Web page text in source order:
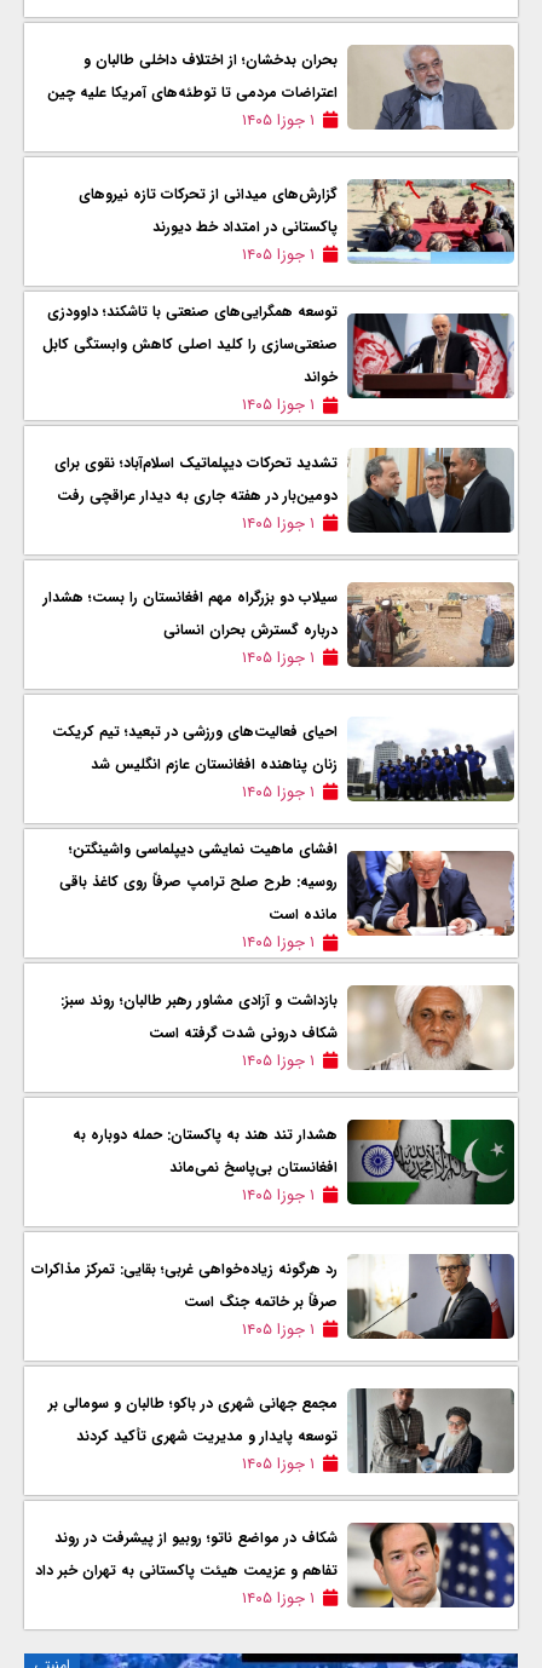
بحران بدخشان؛ از اختلاف داخلی طالبان و
اعتراضات مردمی تا توطئه‌های آمریکا علیه چین
۱ جوزا ۱۴۰۵
گزارش‌های میدانی از تحرکات تازه نیروهای
پاکستانی در امتداد خط دیورند
۱ جوزا ۱۴۰۵
توسعه همگرایی‌های صنعتی با تاشکند؛ داوودزی
صنعتی‌سازی را کلید اصلی کاهش وابستگی کابل
خواند
۱ جوزا ۱۴۰۵
تشدید تحرکات دیپلماتیک اسلام‌آباد؛ نقوی برای
دومین‌بار در هفته جاری به دیدار عراقچی رفت
۱ جوزا ۱۴۰۵
سیلاب دو بزرگراه مهم افغانستان را بست؛ هشدار
درباره گسترش بحران انسانی
۱ جوزا ۱۴۰۵
احیای فعالیت‌های ورزشی در تبعید؛ تیم کریکت
زنان پناهنده افغانستان عازم انگلیس شد
۱ جوزا ۱۴۰۵
افشای ماهیت نمایشی دیپلماسی واشینگتن؛
روسیه: طرح صلح ترامپ صرفاً روی کاغذ باقی
مانده است
۱ جوزا ۱۴۰۵
بازداشت و آزادی مشاور رهبر طالبان؛ روند سبز:
شکاف درونی شدت گرفته است
۱ جوزا ۱۴۰۵
هشدار تند هند به پاکستان: حمله دوباره به
افغانستان بی‌پاسخ نمی‌ماند
۱ جوزا ۱۴۰۵
رد هرگونه زیاده‌خواهی غربی؛ بقایی: تمرکز مذاکرات
صرفاً بر خاتمه جنگ است
۱ جوزا ۱۴۰۵
مجمع جهانی شهری در باکو؛ طالبان و سومالی بر
توسعه پایدار و مدیریت شهری تأکید کردند
۱ جوزا ۱۴۰۵
شکاف در مواضع ناتو؛ روبیو از پیشرفت در روند
تفاهم و عزیمت هیئت پاکستانی به تهران خبر داد
۱ جوزا ۱۴۰۵